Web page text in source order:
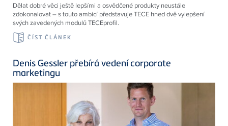
Dělat dobré věci ještě lepšími a osvědčené produkty neustále
zdokonalovat – s touto ambicí představuje TECE hned dvě vylepšení
svých zavedených modulů TECEprofil.
ČÍST ČLÁNEK
Denis Gessler přebírá vedení corporate
marketingu